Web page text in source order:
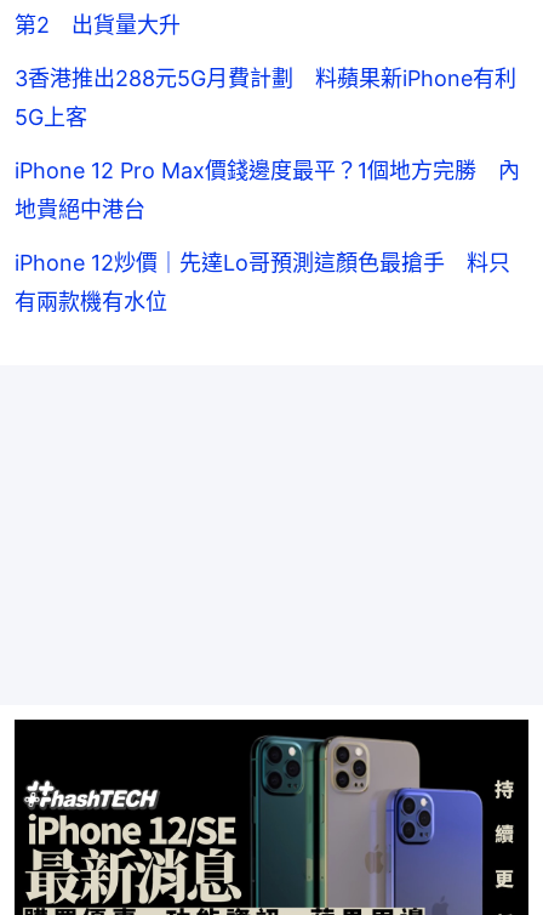
第2 出貨量大升
3香港推出288元5G月費計劃 料蘋果新iPhone有利
5G上客
iPhone 12 Pro Max價錢邊度最平？1個地方完勝 內
地貴絕中港台
iPhone 12炒價｜先達Lo哥預測這顏色最搶手 料只
有兩款機有水位